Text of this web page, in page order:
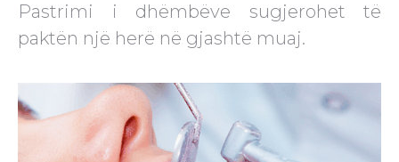
Pastrimi i dhëmbëve sugjerohet të
paktën një herë në gjashtë muaj.